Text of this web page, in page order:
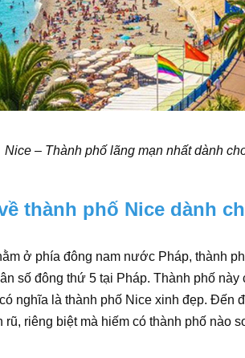
Nice – Thành phố lãng mạn nhất dành
thành phố Nice dành
ở phía đông nam nước Pháp, thành
số đông thứ 5 tại Pháp. Thành phố
nghĩa là thành phố Nice xinh đẹp. Đến
rũ, riêng biệt mà hiếm có thành phố nào